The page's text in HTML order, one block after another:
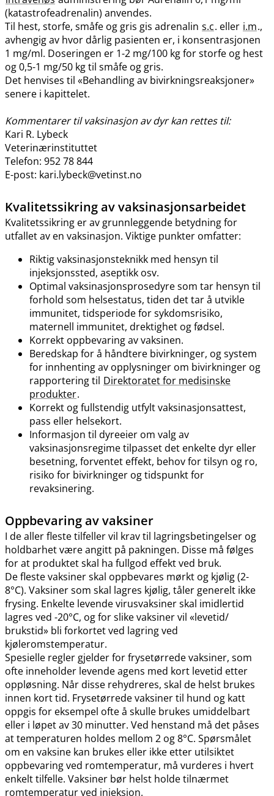
(katastrofeadrenalin) anvendes.
Til hest, storfe, småfe og gris gis adrenalin s.c. eller i.m.,
avhengig av hvor dårlig pasienten er, i konsentrasjonen
1 mg​/​ml. Doseringen er 1-2 mg/100 kg for storfe og hest
og 0,5-1 mg/50 kg til småfe og gris.
Det henvises til «Behandling av bivirkningsreaksjoner»
senere i kapittelet.
Kommentarer til vaksinasjon av dyr kan rettes til:
Kari R. Lybeck
Veterinærinstituttet
Telefon: 952 78 844
E-post: kari.lybeck@vetinst.no
Kvalitetssikring av vaksinasjonsarbeidet
Kvalitetssikring er av grunnleggende betydning for
utfallet av en vaksinasjon. Viktige punkter omfatter:
Riktig vaksinasjonsteknikk med hensyn til
injeksjonssted, aseptikk osv.
Optimal vaksinasjonsprosedyre som tar hensyn til
forhold som helsestatus, tiden det tar å utvikle
immunitet, tidsperiode for sykdomsrisiko,
maternell immunitet, drektighet og fødsel.
Korrekt oppbevaring av vaksinen.
Beredskap for å håndtere bivirkninger, og system
for innhenting av opplysninger om bivirkninger og
rapportering til Direktoratet for medisinske
produkter.
Korrekt og fullstendig utfylt vaksinasjonsattest,
pass eller helsekort.
Informasjon til dyreeier om valg av
vaksinasjonsregime tilpasset det enkelte dyr eller
besetning, forventet effekt, behov for tilsyn og ro,
risiko for bivirkninger og tidspunkt for
revaksinering.
Oppbevaring av vaksiner
I de aller fleste tilfeller vil krav til lagringsbetingelser og
holdbarhet være angitt på pakningen. Disse må følges
for at produktet skal ha fullgod effekt ved bruk.
De fleste vaksiner skal oppbevares mørkt og kjølig (2-
8°C). Vaksiner som skal lagres kjølig, tåler generelt ikke
frysing. Enkelte levende virusvaksiner skal imidlertid
lagres ved -20°C, og for slike vaksiner vil «levetid​/​
brukstid» bli forkortet ved lagring ved
kjøleromstemperatur.
Spesielle regler gjelder for frysetørrede vaksiner, som
ofte inneholder levende agens med kort levetid etter
oppløsning. Når disse rehydreres, skal de helst brukes
innen kort tid. Frysetørrede vaksiner til hund og katt
oppgis for eksempel ofte å skulle brukes umiddelbart
eller i løpet av 30 minutter. Ved henstand må det påses
at temperaturen holdes mellom 2 og 8°C. Spørsmålet
om en vaksine kan brukes eller ikke etter utilsiktet
oppbevaring ved romtemperatur, må vurderes i hvert
enkelt tilfelle. Vaksiner bør helst holde tilnærmet
romtemperatur ved injeksjon.